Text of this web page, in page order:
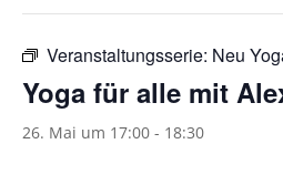
Veranstaltungsserie: Neu
Yoga für alle mit
26. Mai um 17:00 - 18:30